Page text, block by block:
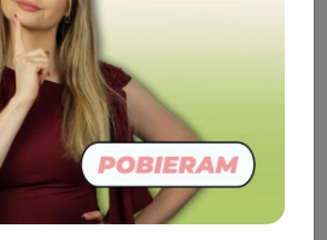
DRZEWO SANDAŁOWE